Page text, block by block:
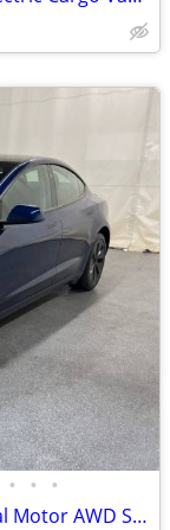
• • •
** 2025 Tesla Model 3 Long Range Dual Motor AWD Sedan **